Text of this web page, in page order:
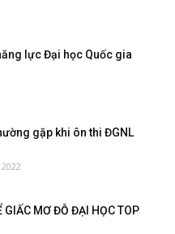
lực Đại học Quốc gia
gặp khi ôn thi ĐGNL
GIẤC MƠ ĐỖ ĐẠI HỌC TOP